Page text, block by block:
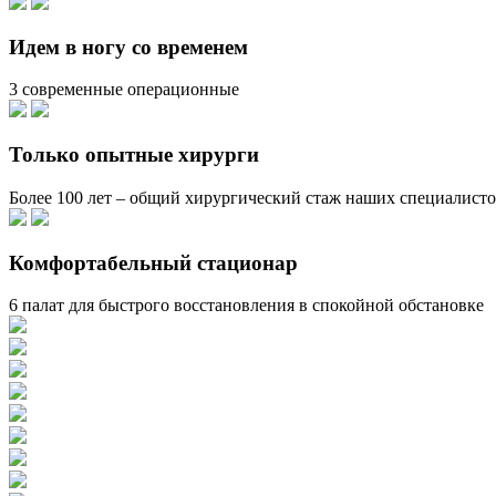
Идем в ногу со временем
3 современные операционные
Только опытные хирурги
Более 100 лет – общий хирургический стаж наших
Комфортабельный стационар
6 палат для быстрого восстановления в спокойной обстановке